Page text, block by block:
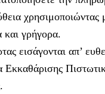
χρησιμοποιώντας
γρήγορα.
εισάγoνται απ’
Εκκαθάρισης